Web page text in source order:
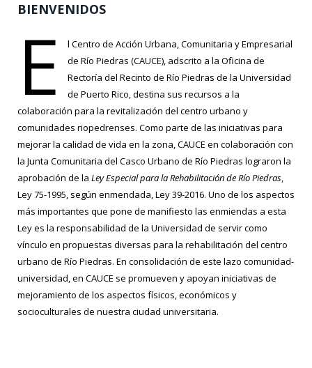
BIENVENIDOS
E
l Centro de Acción Urbana, Comunitaria y Empresarial
de Río Piedras (CAUCE), adscrito a la Oficina de
Rectoría del Recinto de Río Piedras de la Universidad
de Puerto Rico, destina sus recursos a la
colaboración para la revitalización del centro urbano y
comunidades riopedrenses. Como parte de las iniciativas para
mejorar la calidad de vida en la zona, CAUCE en colaboración con
la Junta Comunitaria del Casco Urbano de Río Piedras lograron la
aprobación de la Ley Especial para la Rehabilitación de Río Piedras,
Ley 75-1995, según enmendada, Ley 39-2016. Uno de los aspectos
más importantes que pone de manifiesto las enmiendas a esta
Ley es la responsabilidad de la Universidad de servir como
vínculo en propuestas diversas para la rehabilitación del centro
urbano de Río Piedras. En consolidación de este lazo comunidad-
universidad, en CAUCE se promueven y apoyan iniciativas de
mejoramiento de los aspectos físicos, económicos y
socioculturales de nuestra ciudad universitaria. ​